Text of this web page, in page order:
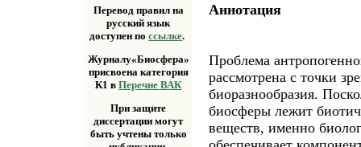
Перевод правил на
русский язык
доступен поссылке.
Журналу«Биосфера»
присвоена категория
К1 вПеречне ВАК
При защите
диссертации могут
быть учтены только
Аннотация
Проблема
рассмотрена с точки
биоразнообразия.
биосферы лежит
веществ, именно